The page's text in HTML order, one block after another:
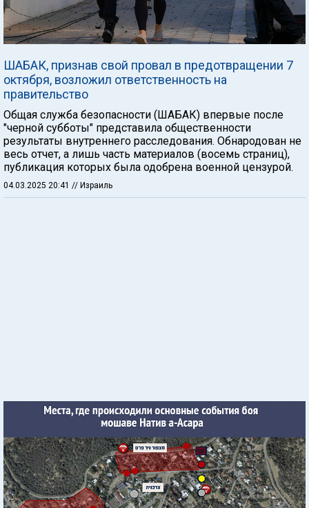
ШАБАК, признав свой провал в предотвращении 7
октября, возложил ответственность на
правительство
Общая служба безопасности (ШАБАК) впервые после
"черной субботы" представила общественности
результаты внутреннего расследования. Обнародован не
весь отчет, а лишь часть материалов (восемь страниц),
публикация которых была одобрена военной цензурой.
04.03.2025 20:41 // Израиль